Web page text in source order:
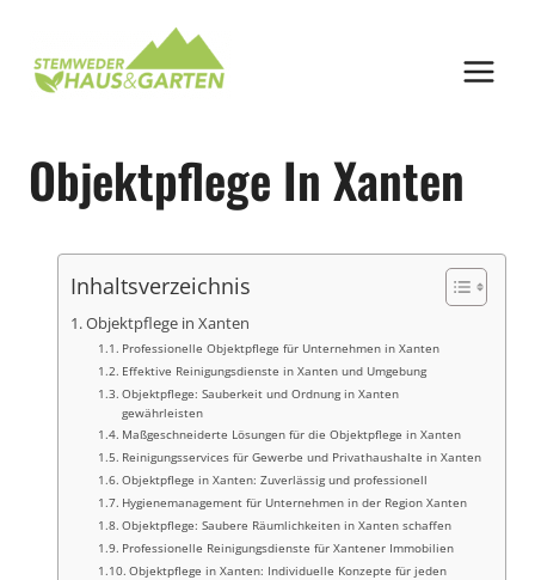
springen
Objektpflege In Xanten
Inhaltsverzeichnis
Objektpflege in Xanten
Professionelle Objektpflege für Unternehmen in Xanten
Effektive Reinigungsdienste in Xanten und Umgebung
Objektpflege: Sauberkeit und Ordnung in Xanten
gewährleisten
Maßgeschneiderte Lösungen für die Objektpflege in Xanten
Reinigungsservices für Gewerbe und Privathaushalte in Xanten
Objektpflege in Xanten: Zuverlässig und professionell
Hygienemanagement für Unternehmen in der Region Xanten
Objektpflege: Saubere Räumlichkeiten in Xanten schaffen
Professionelle Reinigungsdienste für Xantener Immobilien
Objektpflege in Xanten: Individuelle Konzepte für jeden